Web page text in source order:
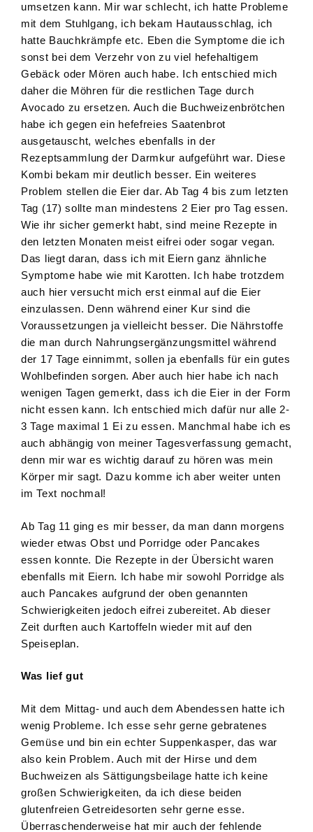
umsetzen kann. Mir war schlecht, ich hatte Probleme
mit dem Stuhlgang, ich bekam Hautausschlag, ich
hatte Bauchkrämpfe etc. Eben die Symptome die ich
sonst bei dem Verzehr von zu viel hefehaltigem
Gebäck oder Mören auch habe. Ich entschied mich
daher die Möhren für die restlichen Tage durch
Avocado zu ersetzen. Auch die Buchweizenbrötchen
habe ich gegen ein hefefreies Saatenbrot
ausgetauscht, welches ebenfalls in der
Rezeptsammlung der Darmkur aufgeführt war. Diese
Kombi bekam mir deutlich besser. Ein weiteres
Problem stellen die Eier dar. Ab Tag 4 bis zum letzten
Tag (17) sollte man mindestens 2 Eier pro Tag essen.
Wie ihr sicher gemerkt habt, sind meine Rezepte in
den letzten Monaten meist eifrei oder sogar vegan.
Das liegt daran, dass ich mit Eiern ganz ähnliche
Symptome habe wie mit Karotten. Ich habe trotzdem
auch hier versucht mich erst einmal auf die Eier
einzulassen. Denn während einer Kur sind die
Voraussetzungen ja vielleicht besser. Die Nährstoffe
die man durch Nahrungsergänzungsmittel während
der 17 Tage einnimmt, sollen ja ebenfalls für ein gutes
Wohlbefinden sorgen. Aber auch hier habe ich nach
wenigen Tagen gemerkt, dass ich die Eier in der Form
nicht essen kann. Ich entschied mich dafür nur alle 2-
3 Tage maximal 1 Ei zu essen. Manchmal habe ich es
auch abhängig von meiner Tagesverfassung gemacht,
denn mir war es wichtig darauf zu hören was mein
Körper mir sagt. Dazu komme ich aber weiter unten
im Text nochmal!
Ab Tag 11 ging es mir besser, da man dann morgens
wieder etwas Obst und Porridge oder Pancakes
essen konnte. Die Rezepte in der Übersicht waren
ebenfalls mit Eiern. Ich habe mir sowohl Porridge als
auch Pancakes aufgrund der oben genannten
Schwierigkeiten jedoch eifrei zubereitet. Ab dieser
Zeit durften auch Kartoffeln wieder mit auf den
Speiseplan.
Was lief gut
Mit dem Mittag- und auch dem Abendessen hatte ich
wenig Probleme. Ich esse sehr gerne gebratenes
Gemüse und bin ein echter Suppenkasper, das war
also kein Problem. Auch mit der Hirse und dem
Buchweizen als Sättigungsbeilage hatte ich keine
großen Schwierigkeiten, da ich diese beiden
glutenfreien Getreidesorten sehr gerne esse.
Überraschenderweise hat mir auch der fehlende